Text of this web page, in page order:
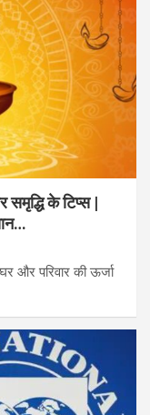
समृद्धि के टिप्स |
और परिवार की ऊर्जा